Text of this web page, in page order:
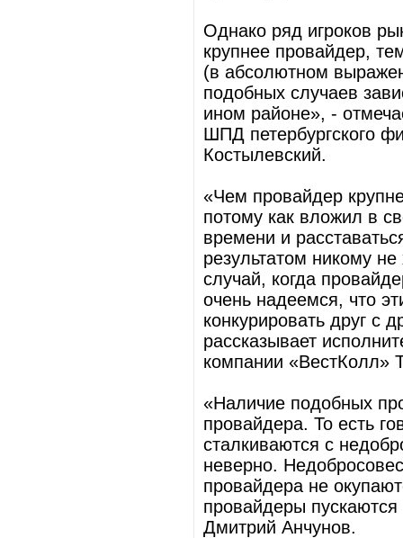
Однако ряд игроков
крупнее провайдер,
(в абсолютном
подобных случаев
ином районе», -
ШПД петербургского
Костылевский.
«Чем провайдер
потому как вложил в
времени и
результатом никому
случай, когда
очень надеемся, что
конкурировать друг с
рассказывает
компании «ВестКолл»
«Наличие подобных
провайдера. То есть
сталкиваются с
неверно.
провайдера не
провайдеры
Дмитрий Анчунов.